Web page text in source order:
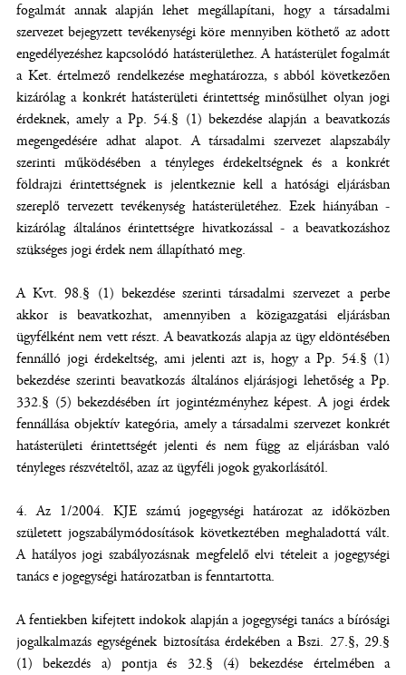
fogalmát annak alapján lehet megállapítani, hogy a társadalmi
szervezet bejegyzett tevékenységi köre mennyiben köthető az adott
engedélyezéshez kapcsolódó hatásterülethez. A hatásterület fogalmát
a Ket. értelmező rendelkezése meghatározza, s abból következően
kizárólag a konkrét hatásterületi érintettség minősülhet olyan jogi
érdeknek, amely a Pp. 54.§ (1) bekezdése alapján a beavatkozás
megengedésére adhat alapot. A társadalmi szervezet alapszabály
szerinti működésében a tényleges érdekeltségnek és a konkrét
földrajzi érintettségnek is jelentkeznie kell a hatósági eljárásban
szereplő tervezett tevékenység hatásterületéhez. Ezek hiányában -
kizárólag általános érintettségre hivatkozással - a beavatkozáshoz
szükséges jogi érdek nem állapítható meg.
A Kvt. 98.§ (1) bekezdése szerinti társadalmi szervezet a perbe
akkor is beavatkozhat, amennyiben a közigazgatási eljárásban
ügyfélként nem vett részt. A beavatkozás alapja az ügy eldöntésében
fennálló jogi érdekeltség, ami jelenti azt is, hogy a Pp. 54.§ (1)
bekezdése szerinti beavatkozás általános eljárásjogi lehetőség a Pp.
332.§ (5) bekezdésében írt jogintézményhez képest. A jogi érdek
fennállása objektív kategória, amely a társadalmi szervezet konkrét
hatásterületi érintettségét jelenti és nem függ az eljárásban való
tényleges részvételtől, azaz az ügyféli jogok gyakorlásától.
4. Az 1/2004. KJE számú jogegységi határozat az időközben
született jogszabálymódosítások következtében meghaladottá vált.
A hatályos jogi szabályozásnak megfelelő elvi tételeit a jogegységi
tanács e jogegységi határozatban is fenntartotta.
A fentiekben kifejtett indokok alapján a jogegységi tanács a bírósági
jogalkalmazás egységének biztosítása érdekében a Bszi. 27.§, 29.§
(1) bekezdés a) pontja és 32.§ (4) bekezdése értelmében a